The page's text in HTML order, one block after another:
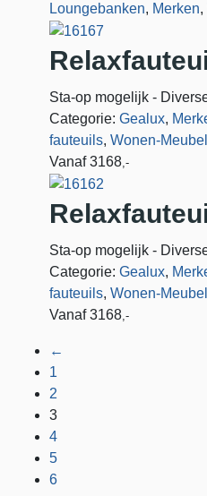
Loungebanken, Merken,
Sta-op mogelijk -
Categorie: Gealux,
fauteuils, Wonen-
Vanaf 3168 ,-
Sta-op mogelijk -
Categorie: Gealux,
fauteuils, Wonen-
Vanaf 3168 ,-
←
1
2
3
4
5
6